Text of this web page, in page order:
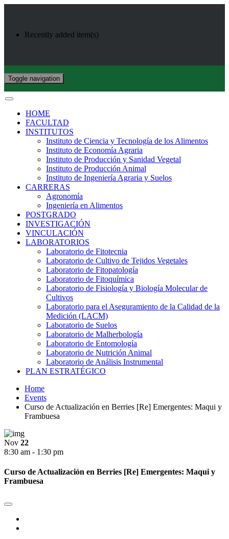
Recently added item(s)
Toggle navigation
HOME
FACULTAD
INSTITUTOS
Instituto de Ciencia y Tecnología de los Alimentos
Instituto de Economía Agraria
Instituto de Producción y Sanidad Vegetal
Instituto de Producción Animal
Instituto de Ingeniería Agraria y Suelos
CARRERAS
Agronomía
Ingeniería en Alimentos
POSTGRADO
INVESTIGACIÓN
VINCULACIÓN
LABORATORIOS
Laboratorio de Fitotecnia
Laboratorio de Cultivo de Tejidos Vegetales
Laboratorio de Fitopatología
Laboratorio de Fitoquímica
Laboratorio de Fisiología y Biología Molecular de
Cultivos
Laboratorio para el Aseguramiento de la Calidad de la
Medición (LACM)
Laboratorio de Suelos
Laboratorio de Malherbología
Laboratorio de Entomología
Laboratorio de Nutrición Animal
Laboratorio de Análisis Instrumental
PLAN ESTRATÉGICO
Home
Events
Curso de Actualización en Berries [Re] Emergentes: Maqui y
Frambuesa
Nov 22
8:30 am - 1:30 pm
Curso de Actualización en Berries [Re] Emergentes: Maqui y
Frambuesa